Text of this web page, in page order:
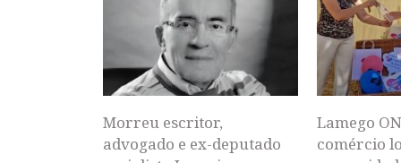
Morreu escritor,
advogado e ex-deputado
Lamego
comércio